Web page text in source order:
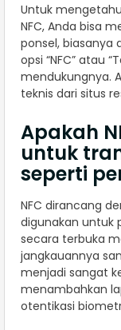
Untuk
NFC, Anda bisa
ponsel, biasanya
opsi “NFC” atau
mendukungnya.
teknis dari situs
Apakah
untuk
seperti
NFC dirancang
digunakan untuk
secara terbuka
jangkauannya
menjadi sangat
menambahkan
otentikasi